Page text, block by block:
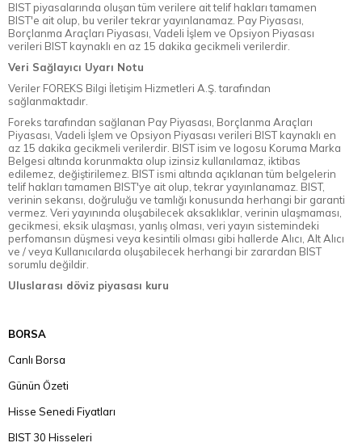
BIST piyasalarında oluşan tüm verilere ait telif hakları tamamen
BIST'e ait olup, bu veriler tekrar yayınlanamaz. Pay Piyasası,
Borçlanma Araçları Piyasası, Vadeli İşlem ve Opsiyon Piyasası
verileri BIST kaynaklı en az 15 dakika gecikmeli verilerdir.
Veri Sağlayıcı Uyarı Notu
Veriler FOREKS Bilgi İletişim Hizmetleri A.Ş. tarafından
sağlanmaktadır.
Foreks tarafından sağlanan Pay Piyasası, Borçlanma Araçları
Piyasası, Vadeli İşlem ve Opsiyon Piyasası verileri BIST kaynaklı en
az 15 dakika gecikmeli verilerdir. BIST isim ve logosu Koruma Marka
Belgesi altında korunmakta olup izinsiz kullanılamaz, iktibas
edilemez, değiştirilemez. BIST ismi altında açıklanan tüm belgelerin
telif hakları tamamen BIST'ye ait olup, tekrar yayınlanamaz. BIST,
verinin sekansı, doğruluğu ve tamlığı konusunda herhangi bir garanti
vermez. Veri yayınında oluşabilecek aksaklıklar, verinin ulaşmaması,
gecikmesi, eksik ulaşması, yanlış olması, veri yayın sistemindeki
perfomansın düşmesi veya kesintili olması gibi hallerde Alıcı, Alt Alıcı
ve / veya Kullanıcılarda oluşabilecek herhangi bir zarardan BIST
sorumlu değildir.
Uluslarası döviz piyasası kuru
BORSA
Canlı Borsa
Günün Özeti
Hisse Senedi Fiyatları
BIST 30 Hisseleri